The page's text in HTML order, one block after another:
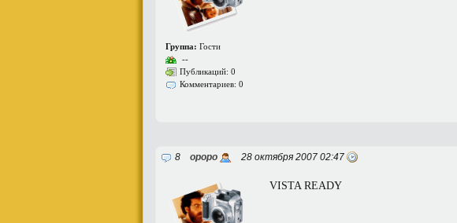
Группа: Гости
--
Публикаций: 0
Комментариев: 0
8 opopo 28 октября 2007 02:47
VISTA READY